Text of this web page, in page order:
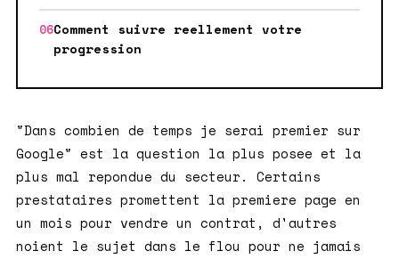
Comment suivre reellement votre
progression
"Dans combien de temps je serai premier sur
Google" est la question la plus posee et la
plus mal repondue du secteur. Certains
prestataires promettent la premiere page en
un mois pour vendre un contrat, d'autres
noient le sujet dans le flou pour ne jamais